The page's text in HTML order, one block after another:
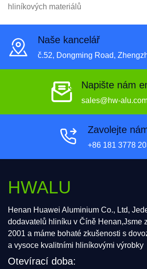
hliníkových materiálů
Naše kancelář
č.52, Dongming Road,
Napište nám
sales@hw-
Zavolejte
+86 181 3778
HWALU
Henan Huawei Aluminium Co., Ltd,
dodavatelů hliníku v Číně Henan,Jsme
2001 a máme bohaté zkušenosti s
a vysoce kvalitními hliníkovými výrobky
Otevírací doba: